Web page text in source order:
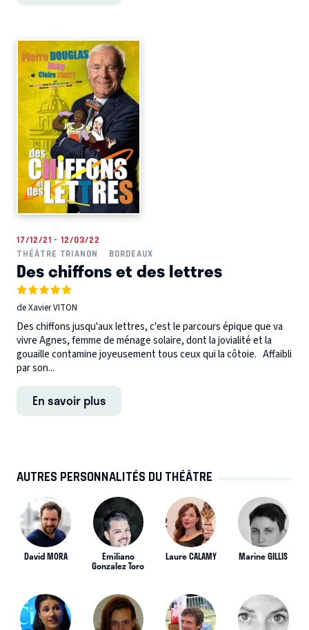
17/12/21 - 12/03/22
THÉÂTRE TRIANON
BORDEAUX
Des chiffons et des lettres
de Xavier VITON
Des chiffons jusqu'aux lettres, c'est le parcours épique que va
vivre Agnes, femme de ménage solaire, dont la jovialité et la
gouaille contamine joyeusement tous ceux qui la côtoie. Affaibli
par son...
En savoir plus
AUTRES PERSONNALITÉS DU THÉÂTRE
David MORA Emiliano
Gonzalez Toro
Laure CALAMY Marine GILLIS